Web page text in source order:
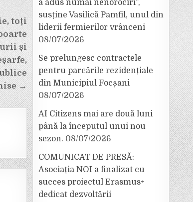
toți
și
→
a adus numai nenorociri”,
susține Vasilică Pamfil, unul din
liderii fermierilor vrânceni
08/07/2026
Se prelungesc contractele
pentru parcările rezidențiale
din Municipiul Focșani
08/07/2026
AI Citizens mai are două luni
până la începutul unui nou
sezon. 08/07/2026
COMUNICAT DE PRESĂ:
Asociația NOI a finalizat cu
succes proiectul Erasmus+
dedicat dezvoltării